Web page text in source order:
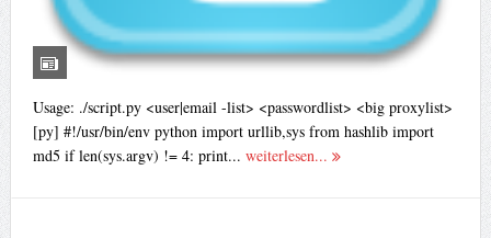
Usage: ./script.py <user|email -list> <passwordlist> <big proxylist>
[py] #!/usr/bin/env python import urllib,sys from hashlib import
md5 if len(sys.argv) != 4: print... weiterlesen...